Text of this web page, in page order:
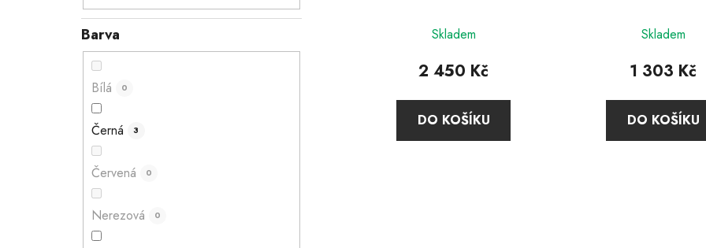
Barva
Bílá 0
Černá 3
Červená 0
Nerezová 0
Skladem
2 450 Kč
DO KOŠÍKU
Skladem
1 303 Kč
DO KOŠÍKU